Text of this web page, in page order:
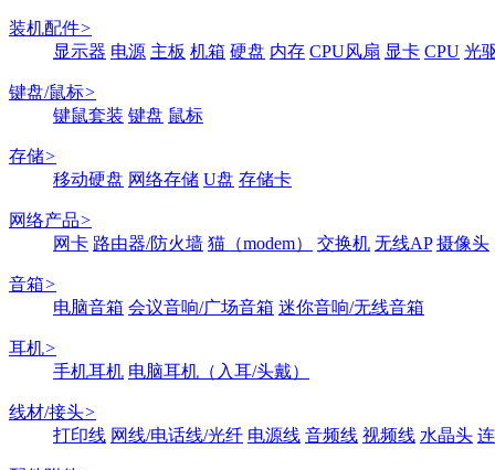
装机配件>
显示器 电源 主板 机箱 硬盘 内存 CPU风扇 显卡 CPU 光
键盘/鼠标>
键鼠套装 键盘 鼠标
存储>
移动硬盘 网络存储 U盘 存储卡
网络产品>
网卡 路由器/防火墙 猫（modem） 交换机 无线AP 摄像头
音箱>
电脑音箱 会议音响/广场音箱 迷你音响/无线音箱
耳机>
手机耳机 电脑耳机（入耳/头戴）
线材/接头>
打印线 网线/电话线/光纤 电源线 音频线 视频线 水晶头